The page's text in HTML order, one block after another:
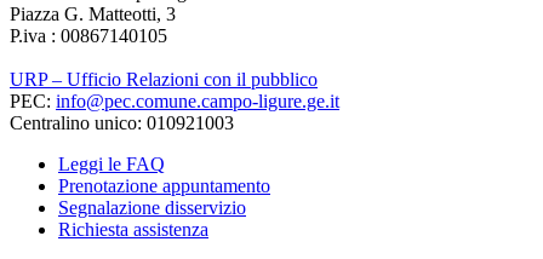
Piazza G. Matteotti, 3
P.iva : 00867140105
URP – Ufficio Relazioni con il pubblico
PEC: info@pec.comune.campo-ligure.ge.it
Centralino unico: 010921003
Leggi le FAQ
Prenotazione appuntamento
Segnalazione disservizio
Richiesta assistenza